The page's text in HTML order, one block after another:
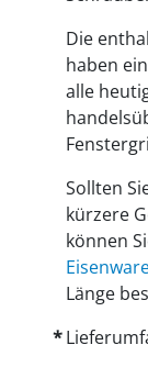
Die
haben
alle
Sollten
kürzere
können
Länge